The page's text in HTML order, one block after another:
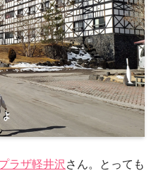
ラザ軽井沢 さん。とっても